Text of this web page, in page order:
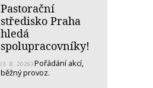
Pastorační
středisko Praha
hledá
spolupracovníky!
(3. 8. 2026) Pořádání akcí,
běžný provoz.